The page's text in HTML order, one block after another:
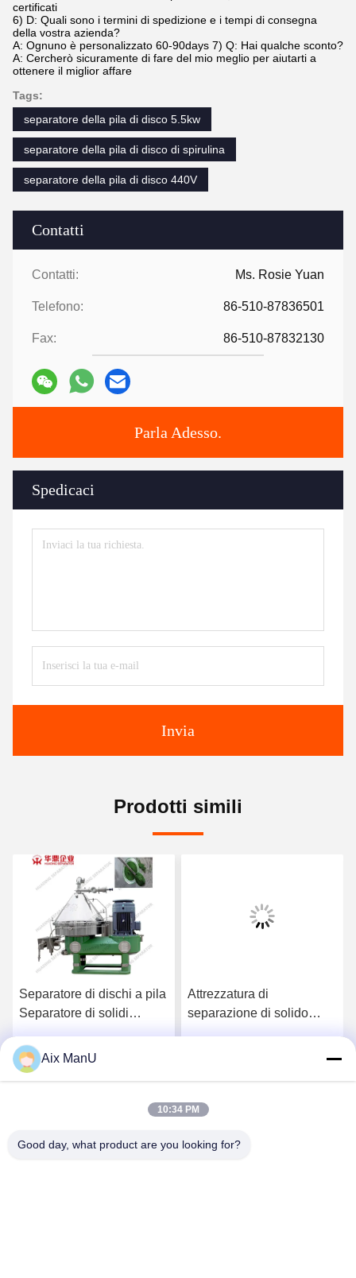
Contatti
Contatti: Ms. Rosie Yuan
Telefono: 86-510-87836501
Fax: 86-510-87832130
Parla Adesso.
Spedicaci
Invia
certificati
6) D: Quali sono i termini di spedizione e i tempi di consegna
della vostra azienda?
A: Ognuno è personalizzato 60-90days 7) Q: Hai qualche sconto?
A: Cercherò sicuramente di fare del mio meglio per aiutarti a
ottenere il miglior affare
Tags:
separatore della pila di disco 5.5kw
separatore della pila di disco di spirulina
separatore della pila di disco 440V
Prodotti simili
Separatore di dischi a pila
Separatore di solidi
Attrezzatura di
separazione di solido
Aix ManU
10:34 PM
Good day, what product are you looking for?